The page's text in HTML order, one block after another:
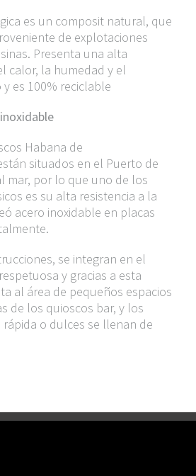
es un composit natural, que
de explotaciones
Presenta una alta
calor, la humedad y el
es 100% reciclable
Habana de
situados en el Puerto de
mar, por lo que uno de los
es su alta resistencia a la
acero inoxidable en placas
se integran en el
y gracias a esta
al área de pequeños espacios
de los quioscos bar, y los
o dulces se llenan de